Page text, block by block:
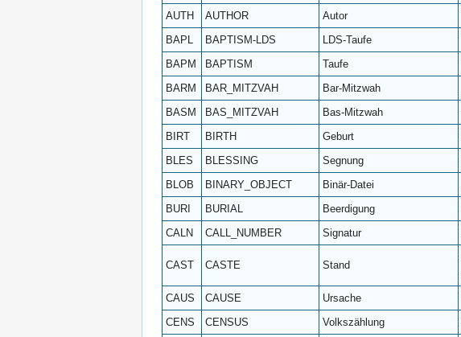
AUTH
AUTHOR Autor
BAPL
BAPTISM-LDS LDS-Taufe
BAPM
BAPTISM Taufe
BARM
BAR_MITZVAH Bar-Mitzwah
BASM
BAS_MITZVAH Bas-Mitzwah
BIRT
BIRTH Geburt
BLES
BLESSING Segnung
BLOB
BINARY_OBJECT Binär-Datei
BURI
BURIAL Beerdigung
CALN
CALL_NUMBER Signatur
CAST CASTE Stand
CAUS
CAUSE Ursache
CENS
CENSUS Volkszählung